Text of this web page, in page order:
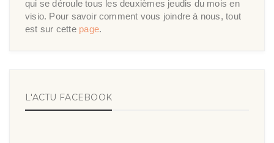
qui se déroule tous les deuxièmes jeudis du mois en
visio. Pour savoir comment vous joindre à nous, tout
est sur cette page.
L'ACTU FACEBOOK